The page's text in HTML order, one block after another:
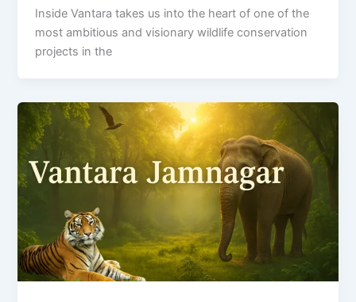
Inside Vantara takes us into the heart of one of the
most ambitious and visionary wildlife conservation
projects in the